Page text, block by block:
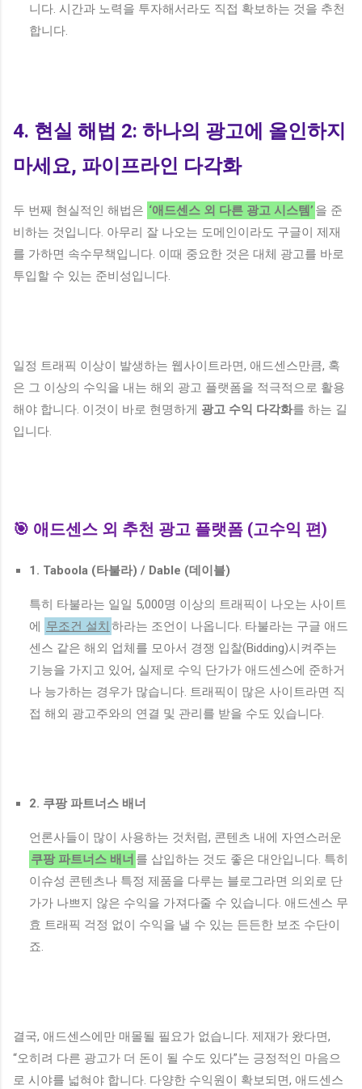
니다. 시간과 노력을 투자해서라도 직접 확보하는 것을 추천
합니다.
4. 현실 해법 2: 하나의 광고에 올인하지
마세요, 파이프라인 다각화
두 번째 현실적인 해법은 ‘애드센스 외 다른 광고 시스템’ 을 준
비하는 것입니다. 아무리 잘 나오는 도메인이라도 구글이 제재
를 가하면 속수무책입니다. 이때 중요한 것은 대체 광고를 바로
투입할 수 있는 준비성입니다.
일정 트래픽 이상이 발생하는 웹사이트라면, 애드센스만큼, 혹
은 그 이상의 수익을 내는 해외 광고 플랫폼을 적극적으로 활용
해야 합니다. 이것이 바로 현명하게 광고 수익 다각화를 하는 길
입니다.
🎯 애드센스 외 추천 광고 플랫폼 (고수익 편)
1. Taboola (타불라) / Dable (데이블)
특히 타불라는 일일 5,000명 이상의 트래픽이 나오는 사이트
에 무조건 설치 하라는 조언이 나옵니다. 타불라는 구글 애드
센스 같은 해외 업체를 모아서 경쟁 입찰(Bidding)시켜주는
기능을 가지고 있어, 실제로 수익 단가가 애드센스에 준하거
나 능가하는 경우가 많습니다. 트래픽이 많은 사이트라면 직
접 해외 광고주와의 연결 및 관리를 받을 수도 있습니다.
2. 쿠팡 파트너스 배너
언론사들이 많이 사용하는 것처럼, 콘텐츠 내에 자연스러운
쿠팡 파트너스 배너 를 삽입하는 것도 좋은 대안입니다. 특히
이슈성 콘텐츠나 특정 제품을 다루는 블로그라면 의외로 단
가가 나쁘지 않은 수익을 가져다줄 수 있습니다. 애드센스 무
효 트래픽 걱정 없이 수익을 낼 수 있는 든든한 보조 수단이
죠.
결국, 애드센스에만 매몰될 필요가 없습니다. 제재가 왔다면,
“오히려 다른 광고가 더 돈이 될 수도 있다”는 긍정적인 마음으
로 시야를 넓혀야 합니다. 다양한 수익원이 확보되면, 애드센스